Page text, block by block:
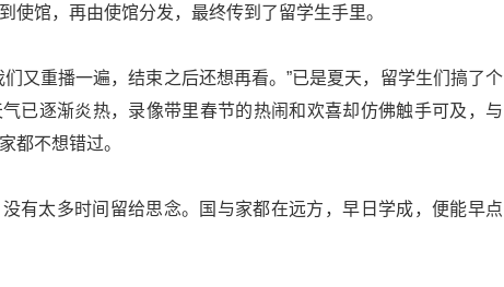
使馆，再由使馆分发，最终传到了留学生手里。
们又重播一遍，结束之后还想再看。”已是夏天，留学生们搞了个
已逐渐炎热，录像带里春节的热闹和欢喜却仿佛触手可及，与
都不想错过。
有太多时间留给思念。国与家都在远方，早日学成，便能早点